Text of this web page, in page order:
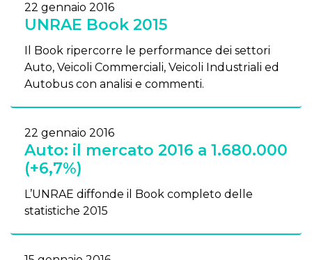
22 gennaio 2016
UNRAE Book 2015
Il Book ripercorre le performance dei settori
Auto, Veicoli Commerciali, Veicoli Industriali ed
Autobus con analisi e commenti.
22 gennaio 2016
Auto: il mercato 2016 a 1.680.000
(+6,7%)
L’UNRAE diffonde il Book completo delle
statistiche 2015